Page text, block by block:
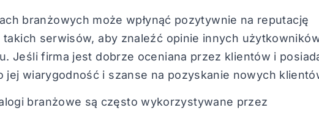
branżowych może wpłynąć pozytywnie na reputację
serwisów, aby znaleźć opinie innych
Jeśli firma jest dobrze oceniana przez klientów i
wiarygodność i szanse na pozyskanie nowych
branżowe są często wykorzystywane przez